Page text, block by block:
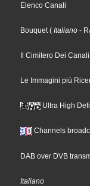
Elenco Canali
Bouquet ( Italiano -
Il Cimitero Dei Canali
Le Immagini più
Ultra High
Channels
DAB over DVB
Italiano